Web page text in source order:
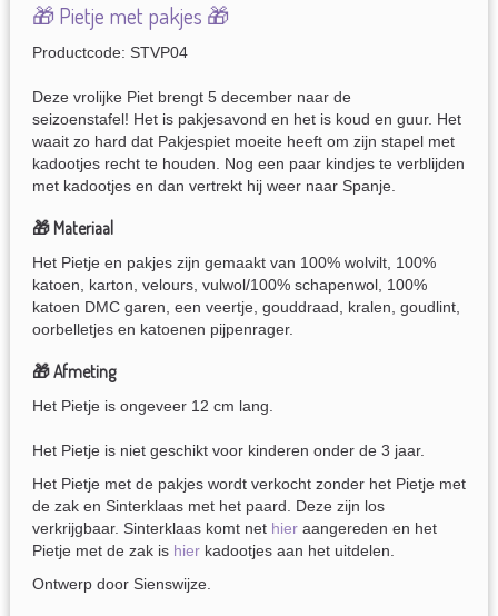
🎁 Pietje met pakjes 🎁
Productcode: STVP04
Deze vrolijke Piet brengt 5 december naar de
seizoenstafel! Het is pakjesavond en het is koud en guur. Het
waait zo hard dat Pakjespiet moeite heeft om zijn stapel met
kadootjes recht te houden. Nog een paar kindjes te verblijden
met kadootjes en dan vertrekt hij weer naar Spanje.
🎁 Materiaal
Het Pietje en pakjes zijn gemaakt van 100% wolvilt, 100%
katoen, karton, velours, vulwol/100% schapenwol, 100%
katoen DMC garen, een veertje, gouddraad, kralen, goudlint,
oorbelletjes en katoenen pijpenrager.
🎁 Afmeting
Het Pietje is ongeveer 12 cm lang.
Het Pietje is niet geschikt voor kinderen onder de 3 jaar.
Het Pietje met de pakjes wordt verkocht zonder het Pietje met
de zak en Sinterklaas met het paard. Deze zijn los
verkrijgbaar. Sinterklaas komt net hieraangereden en het
Pietje met de zak is hierkadootjes aan het uitdelen.
Ontwerp door Sienswijze.